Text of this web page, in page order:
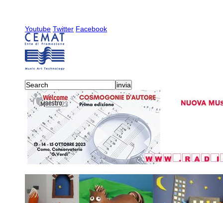
Youtube Twitter Facebook
activities-radiocemat-